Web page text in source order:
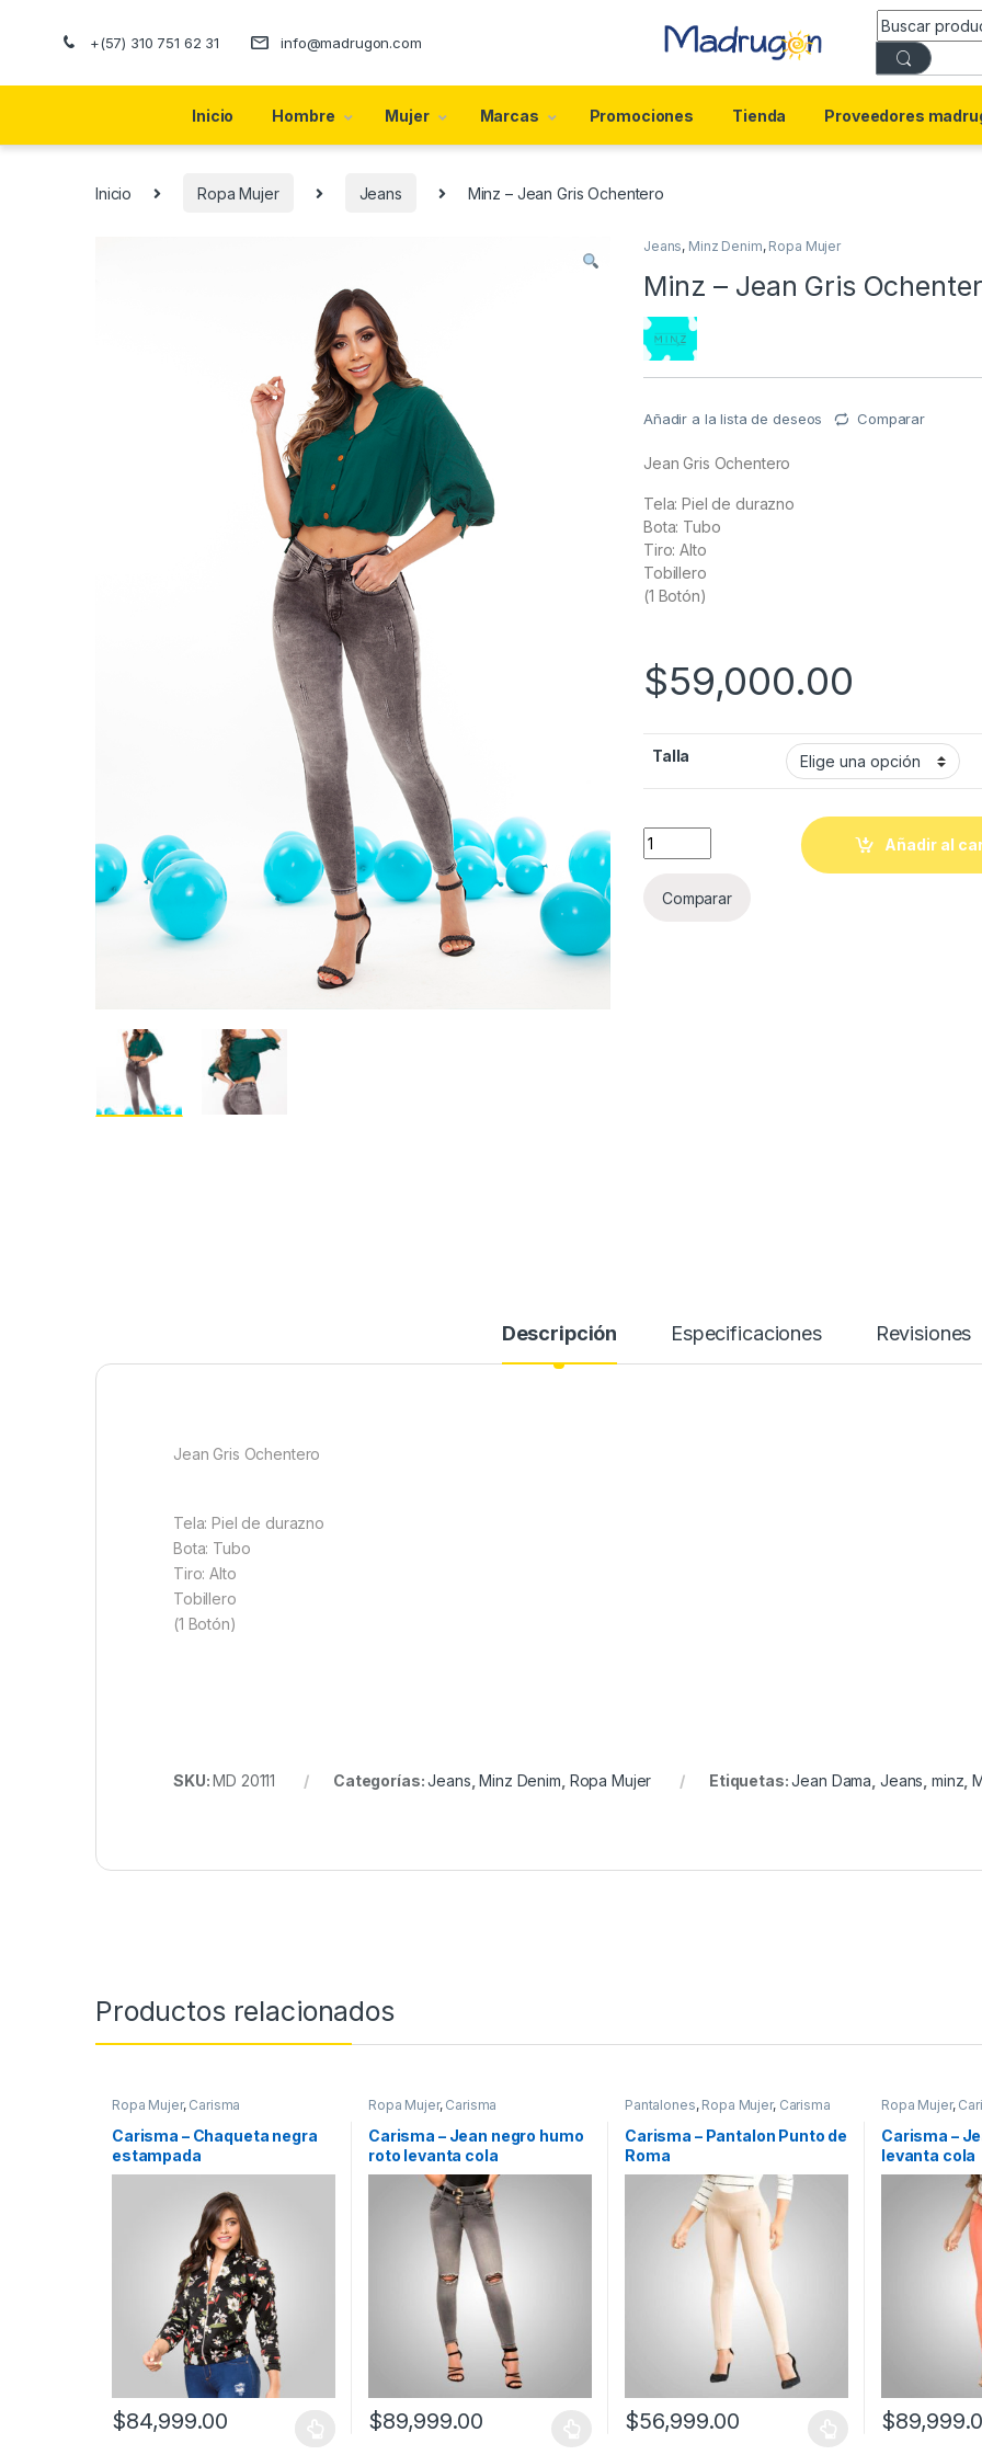
+(57) 310 751 62 31 info@madrugon.com
Inicio Hombre Mujer Marcas Promociones Tienda Proveedores
Inicio Ropa Mujer Jeans Minz – Jean Gris Ochentero
Jeans, Minz Denim, Ropa Mujer
Minz – Jean Gris
Añadir a la lista de deseos Comparar
Jean Gris Ochentero
Tela: Piel de durazno
Bota: Tubo
Tiro: Alto
Tobillero
(1 Botón)
$59,000.00
Talla
Quantity
Añadir al
Comparar
Descripción Especificaciones Revisiones
Jean Gris Ochentero
Tela: Piel de durazno
Bota: Tubo
Tiro: Alto
Tobillero
(1 Botón)
SKU:MD 20111 Categorías:Jeans ,Minz Denim Ropa Mujer Etiquetas:Jean Dama Jeans minz ,
Productos relacionados
Ropa Mujer, Carisma
Carisma – Chaqueta negra
estampada
$84,999.00
Ropa Mujer, Carisma
Carisma – Jean negro humo
roto levanta cola
$89,999.00
Pantalones, Ropa Mujer, Carisma
Carisma – Pantalon Punto de
Roma
$56,999.00
Ropa Mujer,
Carisma –
levanta cola
$